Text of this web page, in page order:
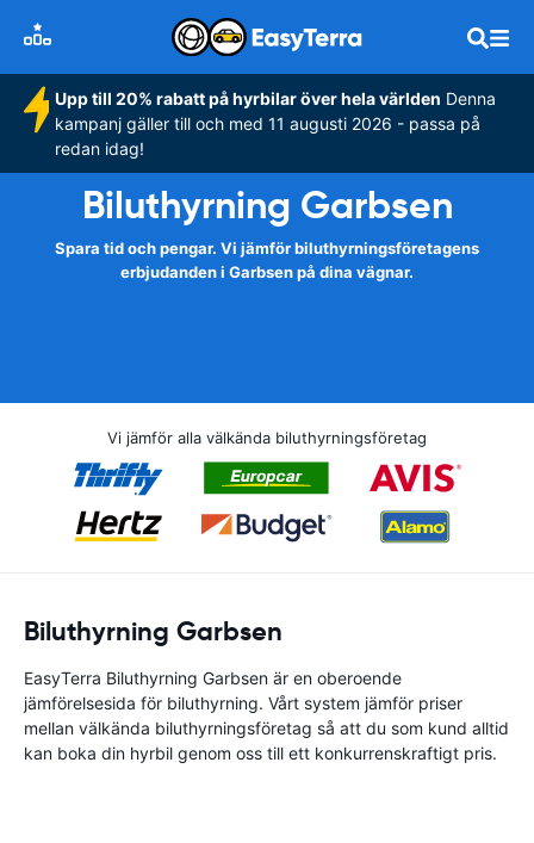
Upp till 20% rabatt på hyrbilar över hela världen Denna
kampanj gäller till och med 11 augusti 2026 - passa på
redan idag!
Biluthyrning Garbsen
Spara tid och pengar. Vi jämför biluthyrningsföretagens
erbjudanden i Garbsen på dina vägnar.
Vi jämför alla välkända biluthyrningsföretag
Biluthyrning Garbsen
EasyTerra Biluthyrning Garbsen är en oberoende
jämförelsesida för biluthyrning. Vårt system jämför priser
mellan välkända biluthyrningsföretag så att du som kund alltid
kan boka din hyrbil genom oss till ett konkurrenskraftigt pris.